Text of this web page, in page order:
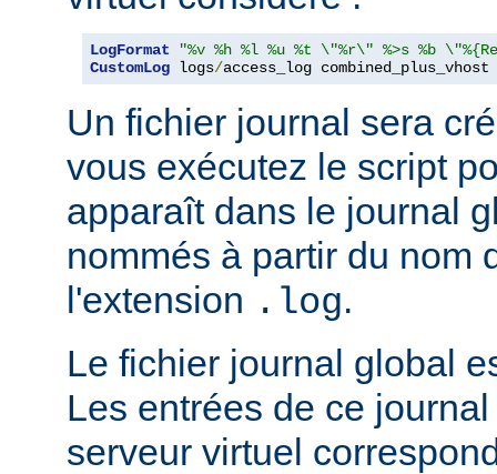
LogFormat
"%v %h %l %u %t \"%r\" %>s %b
CustomLog logs/access_log combined_plus_vhost
Un fichier journal sera
vous exécutez le script
apparaît dans le journal
nommés à partir du nom
l'extension .log.
Le fichier journal global
Les entrées de ce
serveur virtuel